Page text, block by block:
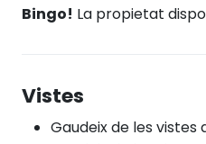
Bingo! La propietat
Vistes
Gaudeix de les vistes